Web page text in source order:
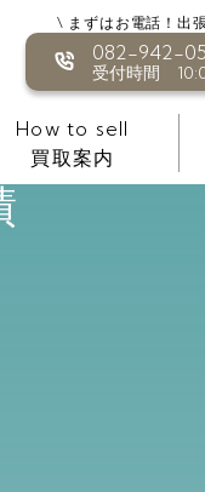
\ まずはお電話！出
082-942-
受付時間
How to sell
買取案内